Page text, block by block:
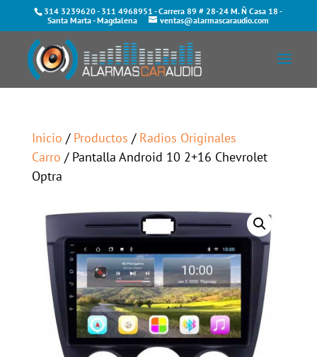
314 3239620- 311 4968951 - Carrera 89 # 28-24 M. Ñ Casa 18 -
Santa Marta - Magdalena
ventas@alarmascaraudio.com
Inicio / Productos / Radios Originales
Carro / Pantalla Android 10 2+16 Chevrolet
Optra